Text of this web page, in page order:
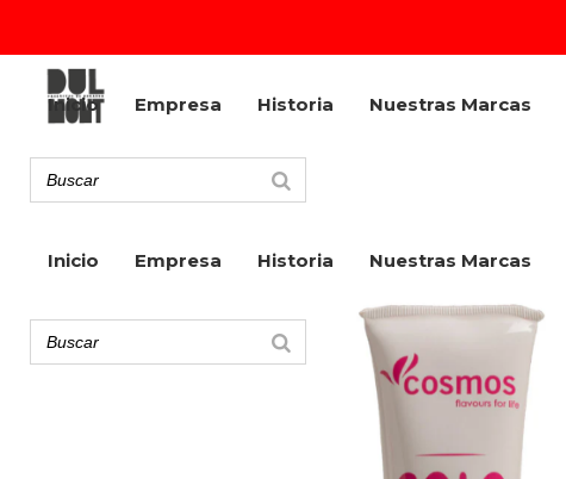
Inicio Empresa Historia Nuestras Marcas
Inicio Empresa Historia Nuestras Marcas